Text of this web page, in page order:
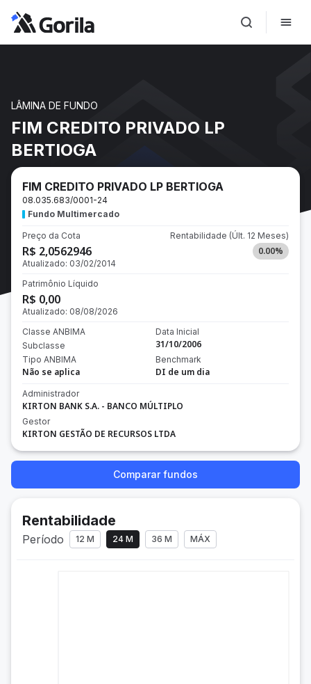
LÂMINA DE FUNDO
FIM CREDITO PRIVADO LP
BERTIOGA
FIM CREDITO PRIVADO LP BERTIOGA
08.035.683/0001-24
Fundo Multimercado
Preço da Cota
R$ 2,0562946
Atualizado: 03/02/2014
Rentabilidade (Últ. 12 Meses)
0.00%
Patrimônio Líquido
R$ 0,00
Atualizado: 08/08/2026
Classe ANBIMA
Subclasse
Tipo ANBIMA
Não se aplica
Data Inicial
31/10/2006
Benchmark
DI de um dia
Administrador
KIRTON BANK S.A. - BANCO MÚLTIPLO
Gestor
KIRTON GESTÃO DE RECURSOS LTDA
Comparar fundos
Rentabilidade
Período 12 M 24 M 36 M MÁX